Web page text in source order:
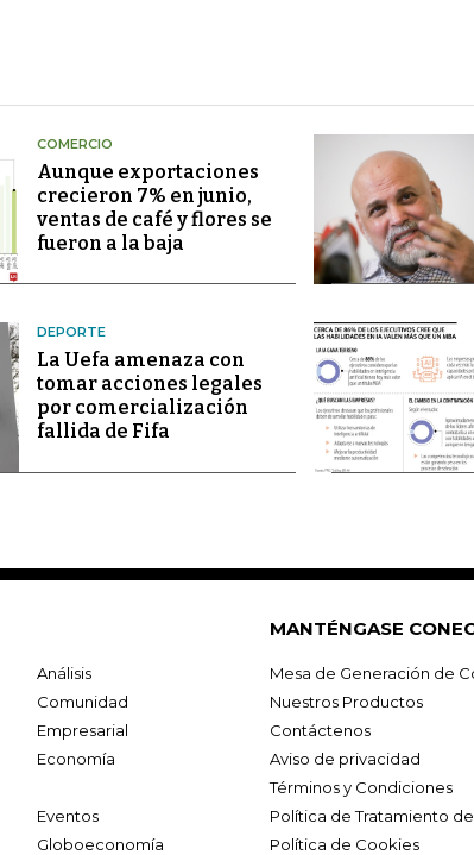
COMERCIO
Aunque exportaciones
crecieron 7% en junio,
ventas de café y flores se
fueron a la baja
DEPORTE
La Uefa amenaza con
tomar acciones legales
por comercialización
fallida de Fifa
Análisis
Comunidad
Empresarial
Economía
Eventos
Globoeconomía
MANTÉNGASE
Mesa de Generación de
Nuestros Productos
Contáctenos
Aviso de privacidad
Términos y Condiciones
Política de Tratamiento
Política de Cookies